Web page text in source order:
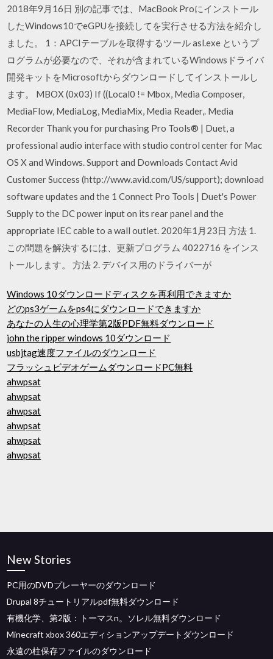
2018年9月16日 別の記事では、MacBook Proにインストール
したWindows10でeGPUを接続してを実行させる方法を紹介し
ました。 1：APCIテーブルを取得するツール asl.exe というプ
ログラムが必要なので、それが含まれているWindowsドライバ
開発キットをMicrosoftからダウンロードしてインストールし
ます。 MBOX (0x03) If ((Local0 != Mbox, Media Composer,
MediaFlow, MediaLog, MediaMix, Media Reader,. Media
Recorder Thank you for purchasing Pro Tools® | Duet, a
professional audio interface with studio control center for Mac
OS X and Windows. Support and Downloads Contact Avid
Customer Success (http://www.avid.com/US/support); download
software updates and the 1 Connect Pro Tools | Duet's Power
Supply to the DC power input on its rear panel and the
appropriate IEC cable to a wall outlet. 2020年1月23日 方法 1.
この問題を解決するには、更新プログラム 4022716 をインス
トールします。 方法 2. デバイス用のドライバーが
Windows 10ダウンロードディスクを再利用できますか
どのps3ゲームをps4にダウンロードできますか
あなたの人生の心理学第2版PDF無料ダウンロード
john the ripper windows 10ダウンロード
usbjtag速度ファイルのダウンロード
フラッシュビデオゲームダウンロードPC無料
ahwpsat
ahwpsat
ahwpsat
ahwpsat
ahwpsat
ahwpsat
New Stories
PC用のDVDプレーヤーのダウンロード
Drupal 8チュートリアルpdf無料ダウンロード
有機化学、第2版：トーマスn。ソレル無料ダウンロード
Minecraft xbox 360エディションアップデートダウンロード
永遠の柱保存ファイルのダウンロード